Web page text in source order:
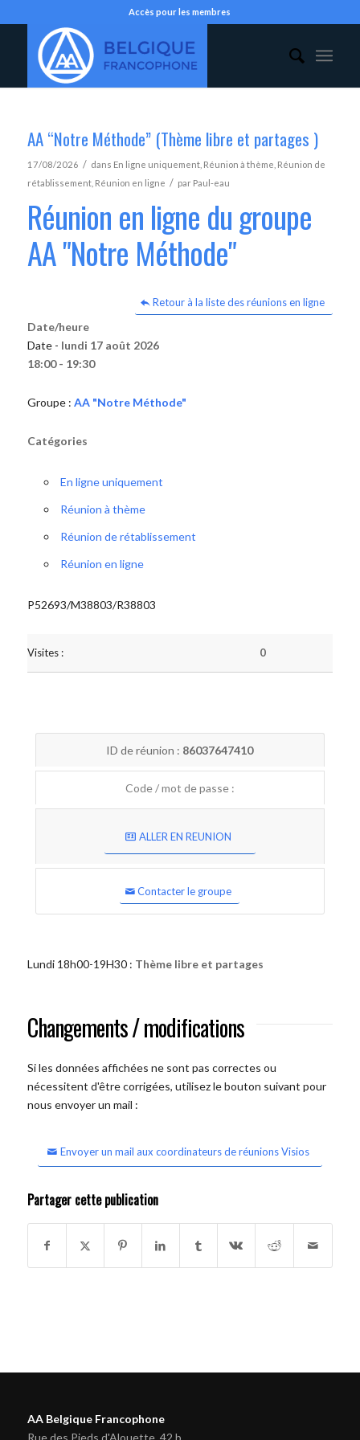
Accès pour les membres
AA “Notre Méthode” (Thème libre et partages )
17/08/2026 / dans En ligne uniquement, Réunion à thème Réunion de
rétablissement, Réunion en ligne / par Paul-eau
Réunion en ligne du groupe
AA "Notre Méthode"
Retour à la liste des réunions en ligne
Date/heure
Date - lundi 17 août 2026
18:00 - 19:30
Groupe : AA "Notre Méthode"
Catégories
En ligne uniquement
Réunion à thème
Réunion de rétablissement
Réunion en ligne
P52693/M38803/R38803
Visites : 0
ID de réunion : 86037647410
Code / mot de passe :
ALLER EN REUNION
Contacter le groupe
Lundi 18h00-19H30 : Thème libre et partages
Changements / modifications
Si les données affichées ne sont pas correctes ou
nécessitent d'être corrigées, utilisez le bouton suivant pour
nous envoyer un mail :
Envoyer un mail aux coordinateurs de réunions Visios
Partager cette publication
AA Belgique Francophone
Rue des Pieds d'Alouette, 42 b